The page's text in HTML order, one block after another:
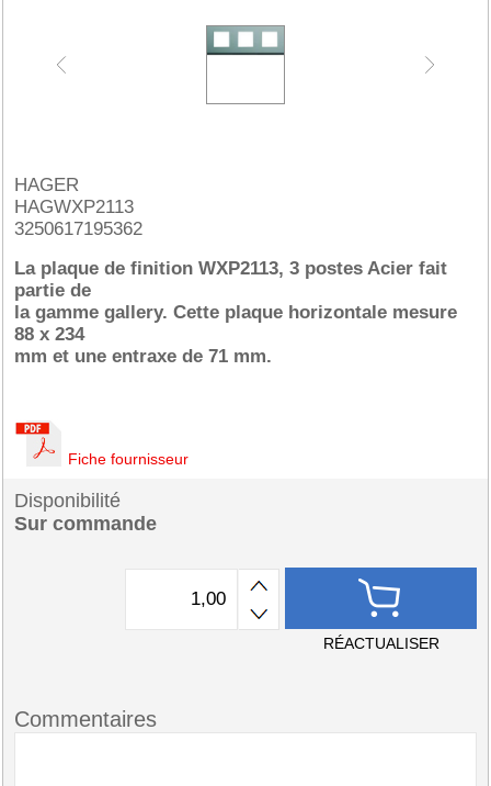
HAGER
HAGWXP2113
3250617195362
La plaque de finition WXP2113, 3 postes Acier fait
partie de
la gamme gallery. Cette plaque horizontale mesure
88 x 234
mm et une entraxe de 71 mm.
Fiche fournisseur
Disponibilité
Sur commande
RÉACTUALISER
Commentaires